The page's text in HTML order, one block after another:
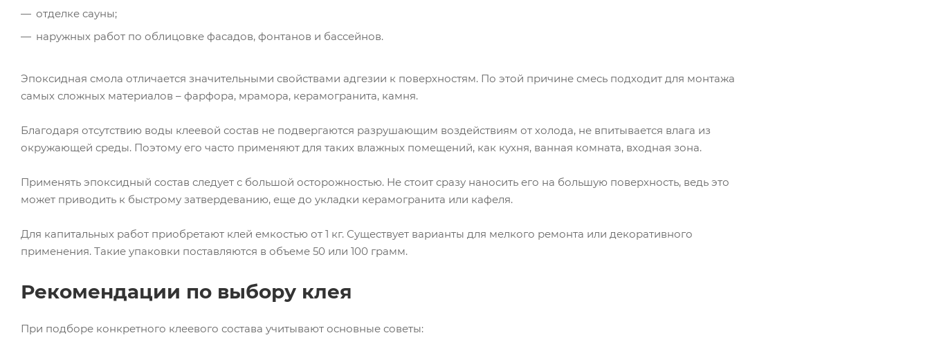
отделке сауны;
наружных работ по облицовке фасадов, фонтанов и бассейнов.
Эпоксидная смола отличается значительными свойствами адгезии к поверхностям. По этой причине смесь подходит для монтажа
самых сложных материалов – фарфора, мрамора, керамогранита, камня.
Благодаря отсутствию воды клеевой состав не подвергаются разрушающим воздействиям от холода, не впитывается влага из
окружающей среды. Поэтому его часто применяют для таких влажных помещений, как кухня, ванная комната, входная зона.
Применять эпоксидный состав следует с большой осторожностью. Не стоит сразу наносить его на большую поверхность, ведь это
может приводить к быстрому затвердеванию, еще до укладки керамогранита или кафеля.
Для капитальных работ приобретают клей емкостью от 1 кг. Существует варианты для мелкого ремонта или декоративного
применения. Такие упаковки поставляются в объеме 50 или 100 грамм.
Рекомендации по выбору клея
При подборе конкретного клеевого состава учитывают основные советы: